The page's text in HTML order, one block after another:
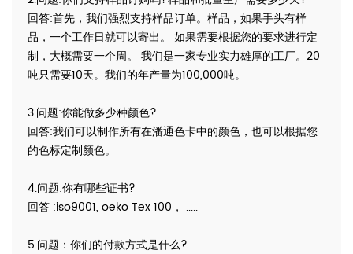
回答:首先，我们强烈支持样品订单。样品，如果手头有样
品，一个工作日就可以寄出。 如果需要根据您的要求进行定
制，大概需要一个周。 我们是一家专业实力雄厚的工厂。20
吨只需要10天。我们的年产量为100,000吨。
3.问题:你能做多少种颜色?
回答:我们可以制作所有在潘通色卡中的颜色，也可以根据您
的色标定制颜色。
4.问题:你有哪些证书?
回答 :iso9001, oeko Tex 100， .....
5.问题：你们的付款方式是什么?